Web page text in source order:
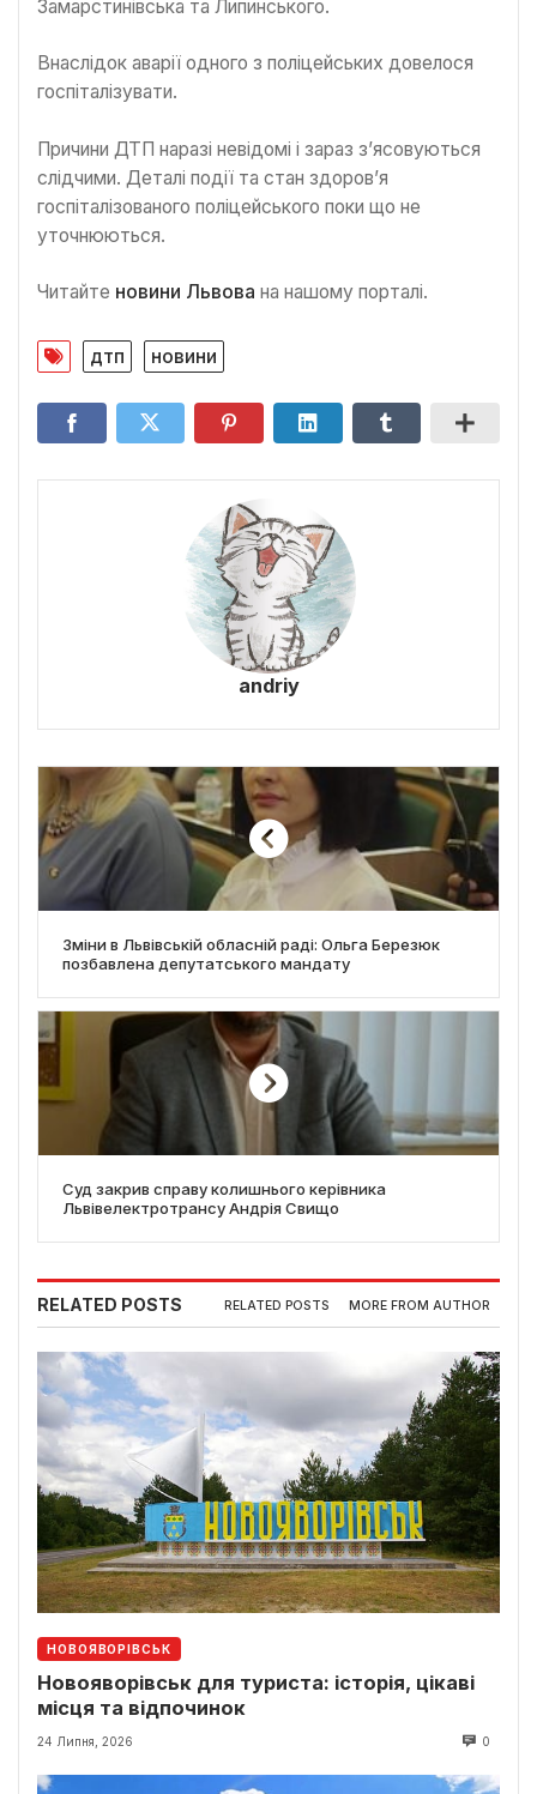
Замарстинівська та Липинського.
Внаслідок аварії одного з поліцейських довелося
госпіталізувати.
Причини ДТП наразі невідомі і зараз з’ясовуються
слідчими. Деталі події та стан здоров’я
госпіталізованого поліцейського поки що не
уточнюються.
Читайте новини Львова на нашому порталі.
дтп новини
andriy
Зміни в Львівській обласній раді: Ольга Березюк
позбавлена депутатського мандату
Суд закрив справу колишнього керівника
Львівелектротрансу Андрія Свищо
RELATED POSTS RELATED POSTS MORE FROM AUTHOR
НОВОЯВОРІВСЬК
Новояворівськ для туриста: історія, цікаві
місця та відпочинок
24 Липня, 2026 0